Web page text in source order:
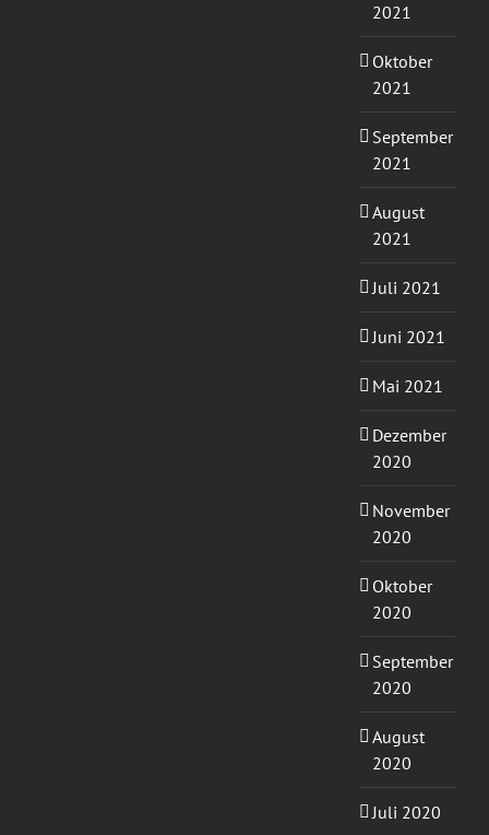
2021
Oktober
2021
September
2021
August
2021
Juli 2021
Juni 2021
Mai 2021
Dezember
2020
November
2020
Oktober
2020
September
2020
August
2020
Juli 2020